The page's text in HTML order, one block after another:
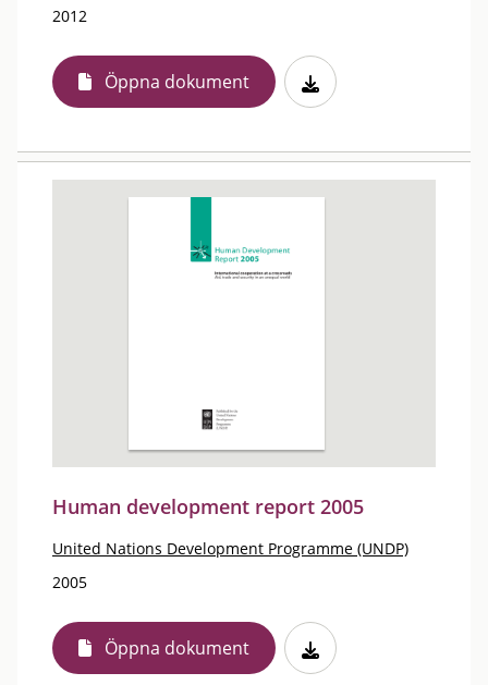
2012
Öppna dokument
Human development report 2005
United Nations Development Programme (UNDP)
2005
Öppna dokument